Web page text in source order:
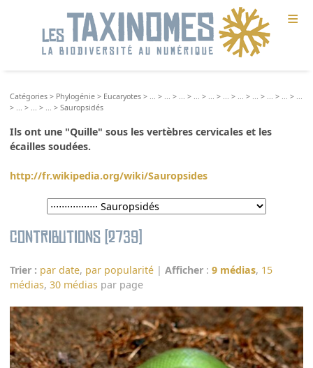
≡
Catégories > Phylogénie > Eucaryotes > > > > > > > > > > >
>
> > >Sauropsidés
Ils ont une "Quille" sous les vertèbres cervicales et les
écailles soudées.
http://fr.wikipedia.org/wiki/Sauropsides
Contributions (2739)
Trier : par date, par popularité |Afficher :9 médias, 15
médias,30 médias par page